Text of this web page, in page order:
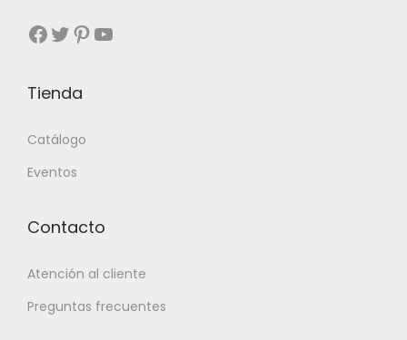
Facebook Twitter Pinterest YouTube
Tienda
Catálogo
Eventos
Contacto
Atención al cliente
Preguntas frecuentes